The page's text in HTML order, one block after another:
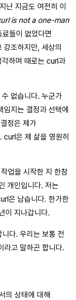
난 지금도 여전히 이
is not a one-man
들이 없었다면
조하지만, 세상의
하며 때로는 curl과
없습니다. 누군가
지는 결정과 선택에
정은 제가
curl은 제 삶을 영원히
업을 시작한 지 한참
개인입니다. 저는
은 남습니다. 한가한
이 지나갑니다.
다. 우리는 보통 전
라고 말하곤 합니다.
의 상태에 대해